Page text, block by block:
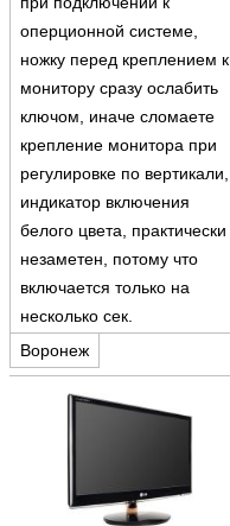
оперционной системе,
ножку перед креплением к
монитору сразу ослабить
ключом, иначе сломаете
крепление монитора при
регулировке по вертикали,
индикатор включения
белого цвета, практически
незаметен, потому что
включается только на
несколько сек.
Воронеж